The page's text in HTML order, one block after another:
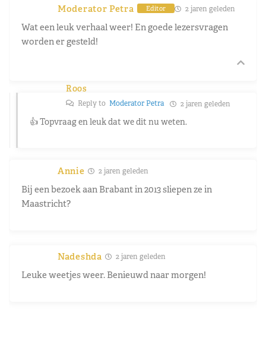
Moderator Petra Editor 2 jaren geleden
Wat een leuk verhaal weer! En goede lezersvragen
worden er gesteld!
Roos
Reply to Moderator Petra 2 jaren geleden
👍 Topvraag en leuk dat we dit nu weten.
Annie 2 jaren geleden
Bij een bezoek aan Brabant in 2013 sliepen ze in
Maastricht?
Nadeshda 2 jaren geleden
Leuke weetjes weer. Benieuwd naar morgen!